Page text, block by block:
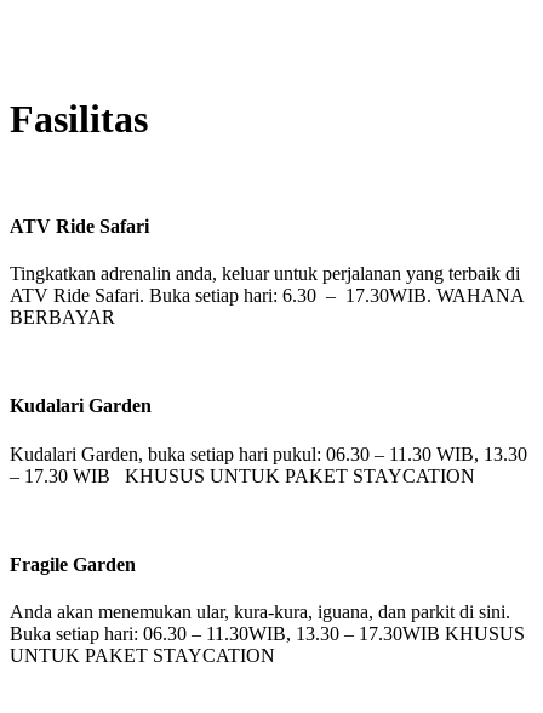
Fasilitas
ATV Ride Safari
Tingkatkan adrenalin anda, keluar untuk perjalanan yang terbaik di
ATV Ride Safari. Buka setiap hari: 6.30 – 17.30WIB. WAHANA
BERBAYAR
Kudalari Garden
Kudalari Garden, buka setiap hari pukul: 06.30 – 11.30 WIB, 13.30
– 17.30 WIB KHUSUS UNTUK PAKET STAYCATION
Fragile Garden
Anda akan menemukan ular, kura-kura, iguana, dan parkit di sini.
Buka setiap hari: 06.30 – 11.30WIB, 13.30 – 17.30WIB KHUSUS
UNTUK PAKET STAYCATION